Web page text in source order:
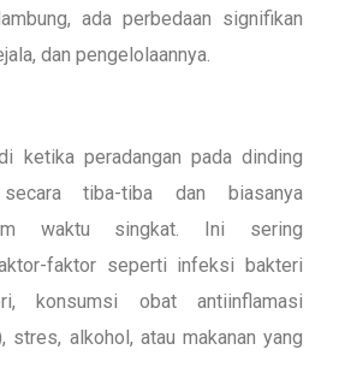
ada perbedaan signifikan
dan pengelolaannya.
ketika peradangan pada dinding
tiba-tiba dan biasanya
waktu singkat. Ini sering
faktor seperti infeksi bakteri
konsumsi obat antiinflamasi
stres, alkohol, atau makanan yang